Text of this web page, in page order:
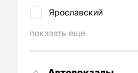
Ярославский
показать еще